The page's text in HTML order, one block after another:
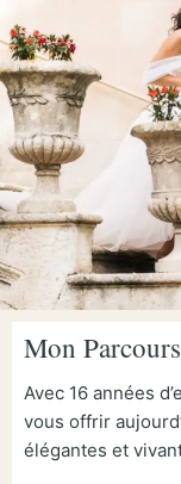
Mon
Avec 16 années
vous offrir
élégantes et